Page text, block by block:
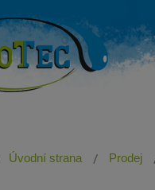
Úvodní strana Prodej